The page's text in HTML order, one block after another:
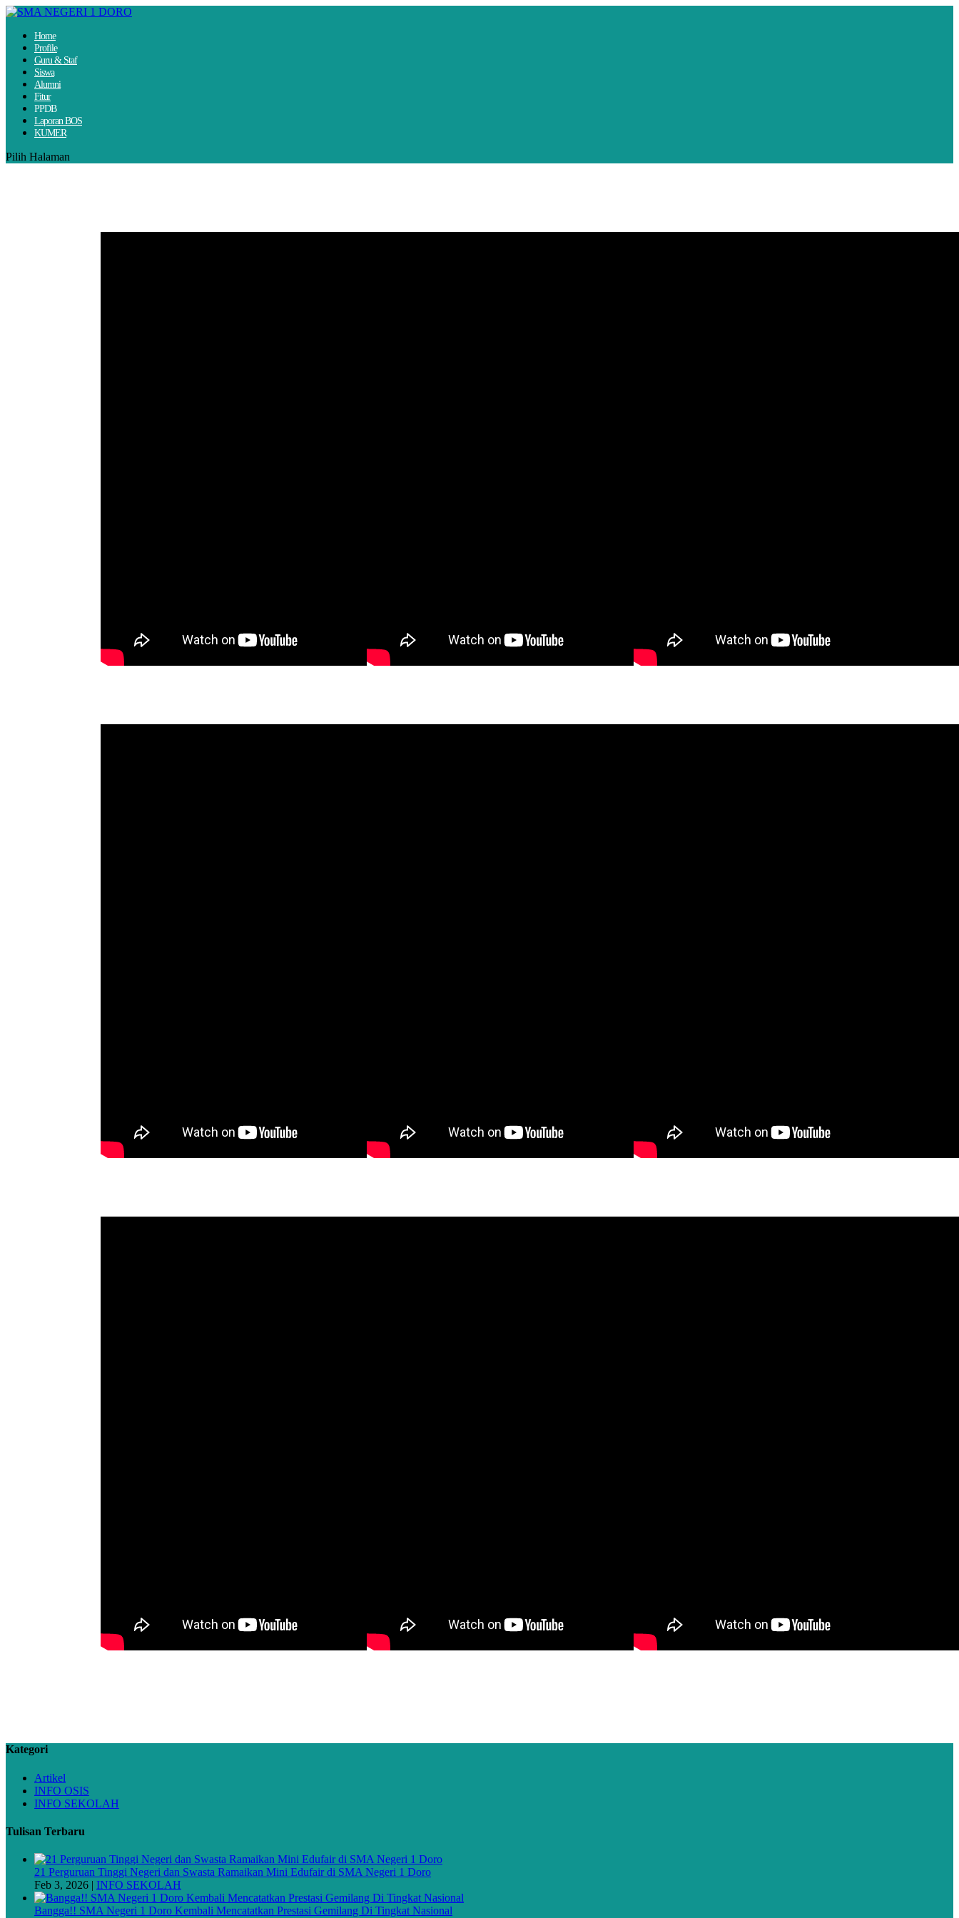
Home
Profile
Guru & Staf
Siswa
Alumni
Fitur
PPDB
Laporan BOS
KUMER
Pilih Halaman
Kategori
Artikel
INFO OSIS
INFO SEKOLAH
Tulisan Terbaru
21 Perguruan Tinggi Negeri dan Swasta Ramaikan Mini Edufair di SMA Negeri 1 Doro
Feb 3, 2026 | INFO SEKOLAH
Bangga!! SMA Negeri 1 Doro Kembali Mencatatkan Prestasi Gemilang Di Tingkat Nasional